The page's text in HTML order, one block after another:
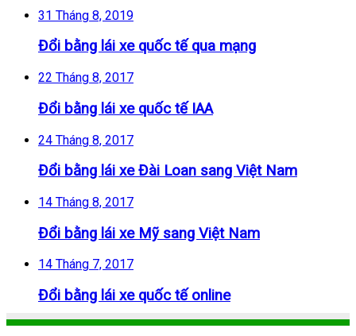
31 Tháng 8, 2019
Đổi bằng lái xe quốc tế qua mạng
22 Tháng 8, 2017
Đổi bằng lái xe quốc tế IAA
24 Tháng 8, 2017
Đổi bằng lái xe Đài Loan sang Việt Nam
14 Tháng 8, 2017
Đổi bằng lái xe Mỹ sang Việt Nam
14 Tháng 7, 2017
Đổi bằng lái xe quốc tế online